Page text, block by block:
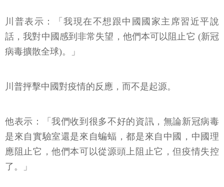
川普表示：「我現在不想跟中國國家主席習近平說
話，我對中國感到非常失望，他們本可以阻止它 (新冠
病毒擴散全球)。」
川普抨擊中國對疫情的反應，而不是起源。
他表示：「我們收到很多不好的資訊，無論新冠病毒
是來自實驗室還是來自蝙蝠，都是來自中國，中國理
應阻止它，他們本可以從源頭上阻止它，但疫情失控
了。」